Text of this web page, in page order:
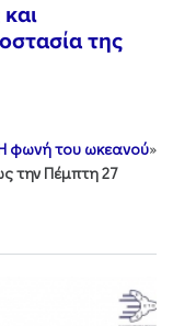
της
φωνή του ωκεανού»
την Πέμπτη 27